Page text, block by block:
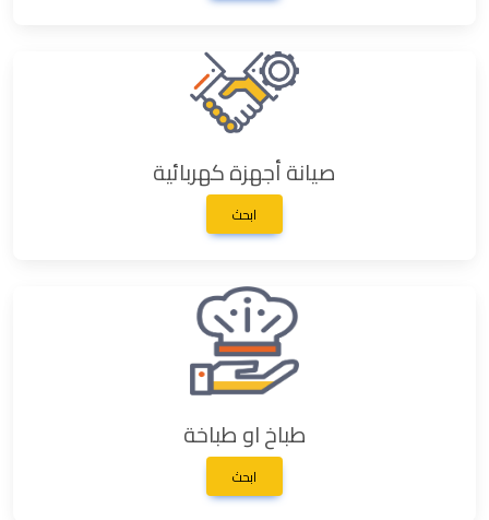
صيانة أجهزة كهربائية
ابحث
طباخ او طباخة
ابحث